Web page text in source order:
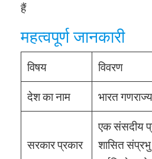
हैं
महत्वपूर्ण जानकारी
विषय विवरण
देश का नाम भारत गणराज्य
सरकार प्रकार
एक संसदीय
शासित संप्रभु